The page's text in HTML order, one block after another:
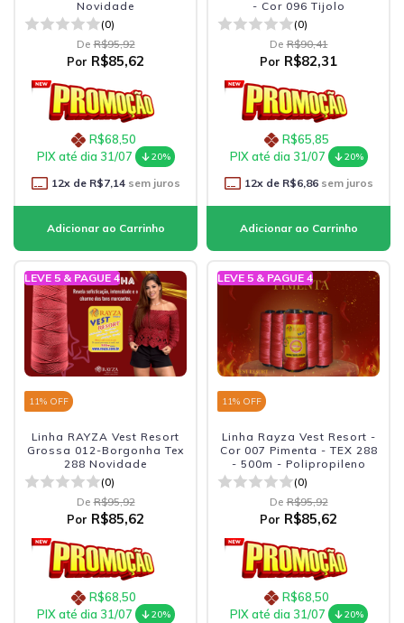
Novidade
(0)
De R$95,92
Por R$85,62
R$68,50
PIX até dia 31/07
20%
12x de R$7,14sem juros
- Cor 096 Tijolo
(0)
De R$90,41
Por R$82,31
R$65,85
PIX até dia 31/07
20%
12x de R$6,86sem juros
LEVE 5 & PAGUE 4
11% OFF
Linha RAYZA Vest Resort
Grossa 012-Borgonha Tex
288 Novidade
(0)
De R$95,92
Por R$85,62
R$68,50
PIX até dia 31/07
20%
LEVE 5 & PAGUE 4
11% OFF
Linha Rayza Vest Resort -
Cor 007 Pimenta - TEX 288
- 500m - Polipropileno
(0)
De R$95,92
Por R$85,62
R$68,50
PIX até dia 31/07
20%